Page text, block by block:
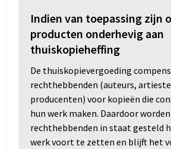
Indien van toepassing zijn
producten onderhevig aan
thuiskopieheffing
De thuiskopievergoeding
rechthebbenden (auteurs,
producenten) voor kopieën die
hun werk maken. Daardoor worden
rechthebbenden in staat gesteld
werk voort te zetten en blijft het